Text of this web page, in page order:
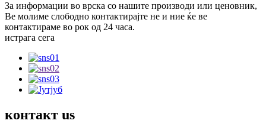
За информации во врска со нашите производи или ценовник,
Ве молиме слободно контактирајте не и ние ќе ве
контактираме во рок од 24 часа.
истрага сега
контакт us